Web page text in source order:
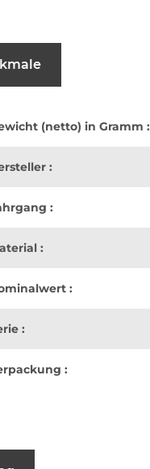
(netto) in Gramm :
:
:
:
:
:
: